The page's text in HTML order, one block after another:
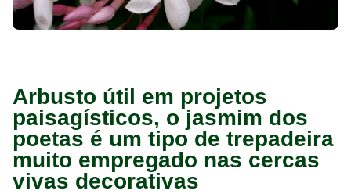
Arbusto útil em projetos
paisagísticos, o jasmim dos
poetas é um tipo de trepadeira
muito empregado nas cercas
vivas decorativas